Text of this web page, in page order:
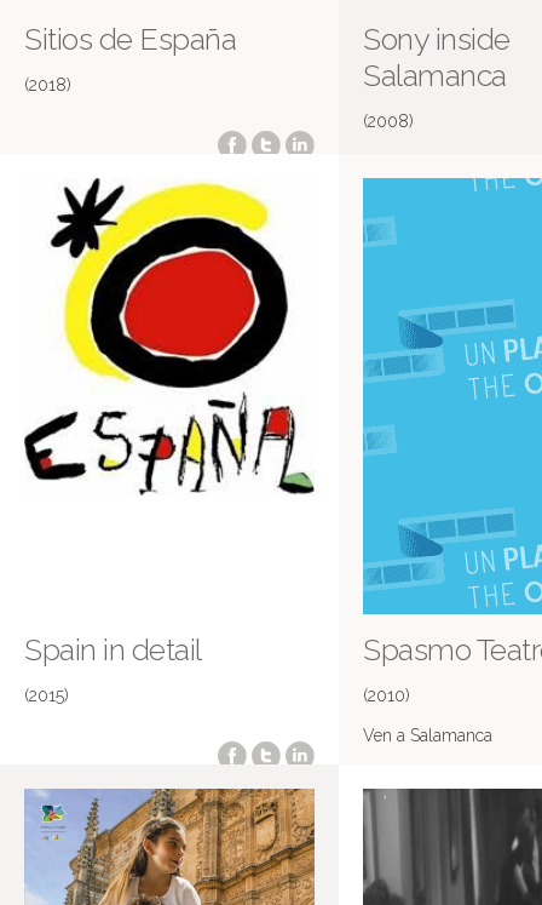
Sitios de España
(2018)
Sony inside
Salamanca
(2008)
Spain in detail
(2015)
Spasmo
(2010)
Ven a Salamanca